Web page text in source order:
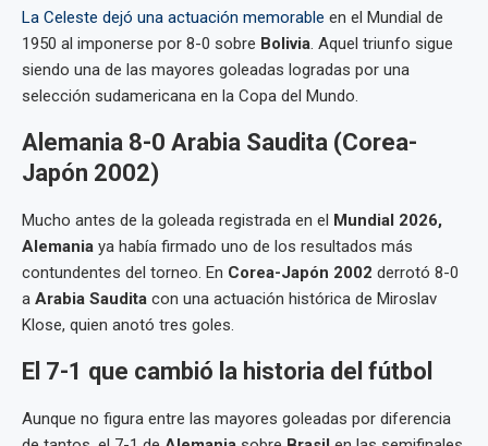
La Celeste dejó una actuación memorable en el Mundial de
1950 al imponerse por 8-0 sobre Bolivia. Aquel triunfo sigue
siendo una de las mayores goleadas logradas por una
selección sudamericana en la Copa del Mundo.
Alemania 8-0 Arabia Saudita (Corea-
Japón 2002)
Mucho antes de la goleada registrada en el Mundial 2026,
Alemania ya había firmado uno de los resultados más
contundentes del torneo. En Corea-Japón 2002 derrotó 8-0
a Arabia Saudita con una actuación histórica de Miroslav
Klose, quien anotó tres goles.
El 7-1 que cambió la historia del fútbol
Aunque no figura entre las mayores goleadas por diferencia